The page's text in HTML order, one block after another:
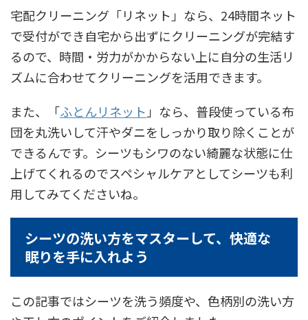
宅配クリーニング「リネット」なら、24時間ネット
で受付ができ自宅から出ずにクリーニングが完結す
るので、時間・労力がかからない上に自分の生活リ
ズムに合わせてクリーニングを活用できます。
また、「ふとんリネット 」なら、普段使っている布
団を丸洗いして汗やダニをしっかり取り除くことが
できるんです。シーツもシワのない綺麗な状態に仕
上げてくれるのでスペシャルケアとしてシーツも利
用してみてくださいね。
シーツの洗い方をマスターして、快適な
眠りを手に入れよう
この記事ではシーツを洗う頻度や、色柄別の洗い方